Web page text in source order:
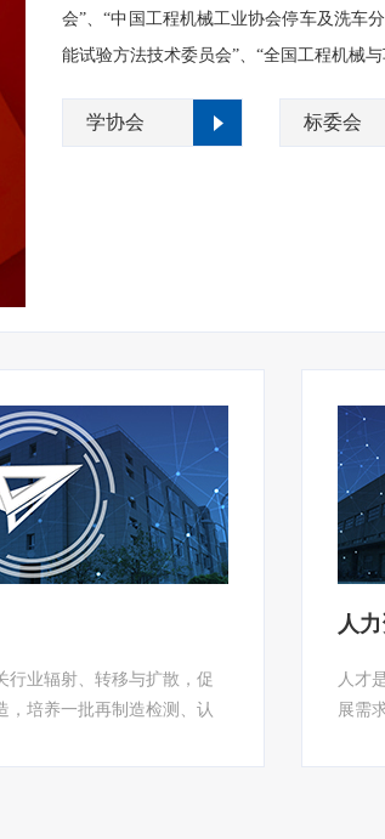
会”、“中国工程机械工业协会停车及洗车
能试验方法技术委员会”、“全国工程机械
学协会 标委会
行业辐射、转移与扩散，促
，培养一批再制造检测、认
机械再制造产品检测与技术
人
人才
展需
挥高